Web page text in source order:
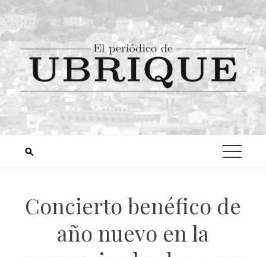
Concierto benéfico de
año nuevo en la